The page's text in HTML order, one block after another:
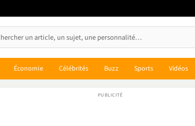
Économie Célébrités Buzz Sports Vidéos